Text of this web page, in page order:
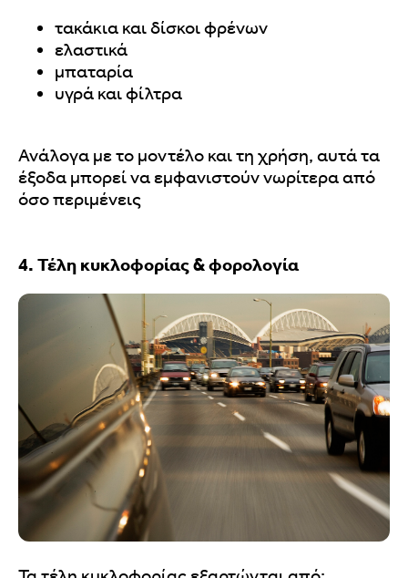
τακάκια και δίσκοι φρένων
ελαστικά
μπαταρία
υγρά και φίλτρα
Ανάλογα με το μοντέλο και τη χρήση, αυτά τα
έξοδα μπορεί να εμφανιστούν νωρίτερα από
όσο περιμένεις
4. Τέλη κυκλοφορίας & φορολογία